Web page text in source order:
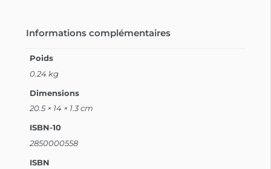
Informations complémentaires
Poids
0.24 kg
Dimensions
20.5 × 14 × 1.3 cm
ISBN-10
2850000558
ISBN